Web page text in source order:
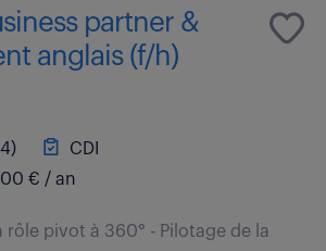
partner &
anglais (f/h)
CDI
€ / an
rôle pivot à 360° - Pilotage de la